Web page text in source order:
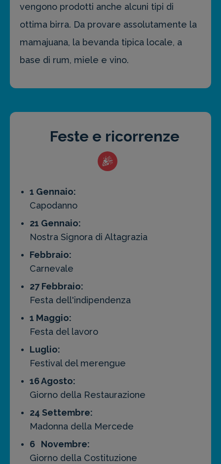
vengono prodotti anche alcuni tipi di
ottima birra. Da provare assolutamente la
mamajuana, la bevanda tipica locale, a
base di rum, miele e vino.
Feste e ricorrenze
1 Gennaio:
Capodanno
21 Gennaio:
Nostra Signora di Altagrazia
Febbraio:
Carnevale
27 Febbraio:
Festa dell'indipendenza
1 Maggio:
Festa del lavoro
Luglio:
Festival del merengue
16 Agosto:
Giorno della Restaurazione
24 Settembre:
Madonna della Mercede
6 Novembre:
Giorno della Costituzione